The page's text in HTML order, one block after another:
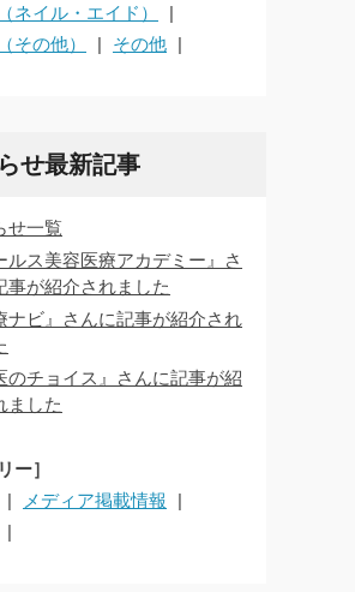
ネイル・エイド）
その他）
その他
せ最新記事
せ一覧
ルス美容医療アカデミー』さ
事が紹介されました
ナビ』さんに記事が紹介され
のチョイス』さんに記事が紹
ました
ー］
メディア掲載情報